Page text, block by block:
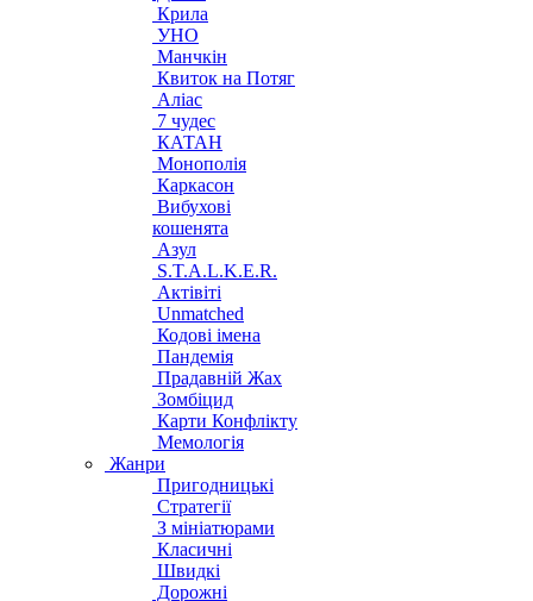
Крила
УНО
Манчкін
Квиток на Потяг
Аліас
7 чудес
КАТАН
Монополія
Каркасон
Вибухові
кошенята
Азул
S.T.A.L.K.E.R.
Актівіті
Unmatched
Кодові імена
Пандемія
Прадавній Жах
Зомбіцид
Карти Конфлікту
Мемологія
Жанри
Пригодницькі
Стратегії
З мініатюрами
Класичні
Швидкі
Дорожні